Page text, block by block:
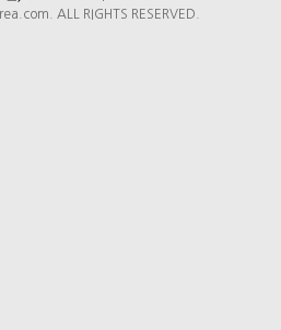
ALL RIGHTS RESERVED.